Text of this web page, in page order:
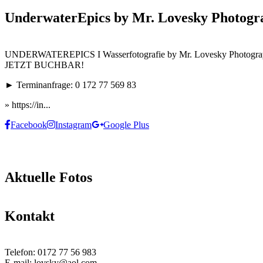
UnderwaterEpics by Mr. Lovesky
UNDERWATEREPICS I Wasserfotografie by Mr. Lovesky
JETZT BUCHBAR!
► Terminanfrage: 0 172 77 569 83
» https://in...
Facebook
Instagram Google Plus
Aktuelle Fotos
Kontakt
Telefon: 0172 77 56 983